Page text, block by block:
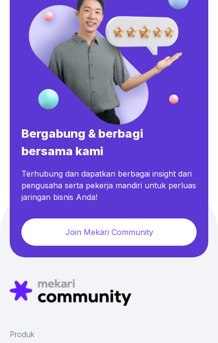
Bergabung & berbagi
bersama kami
Terhubung dan dapatkan berbagai insight dari
pengusaha serta pekerja mandiri untuk perluas
jaringan bisnis Anda!
Join Mekari Community
Produk